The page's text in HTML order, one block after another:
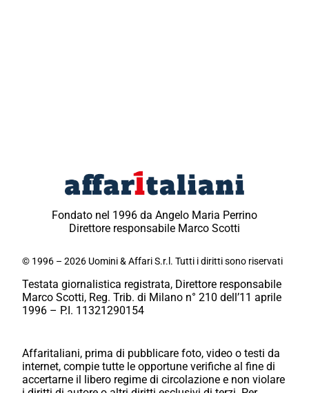
Fondato nel 1996 da Angelo Maria Perrino
Direttore responsabile Marco Scotti
© 1996 – 2026 Uomini & Affari S.r.l. Tutti i diritti sono riservati
Testata giornalistica registrata, Direttore responsabile
Marco Scotti, Reg. Trib. di Milano n° 210 dell’11 aprile
1996 – P.I. 11321290154
Affaritaliani, prima di pubblicare foto, video o testi da
internet, compie tutte le opportune verifiche al fine di
accertarne il libero regime di circolazione e non violare